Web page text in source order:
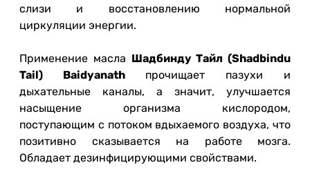
слизи и восстановлению нормальной
циркуляции энергии.
Применение масла Шадбинду Тайл (Shadbindu
Tail) Baidyanath
прочищает пазухи и
дыхательные каналы, а значит, улучшается
насыщение организма кислородом,
поступающим с потоком вдыхаемого воздуха, что
позитивно сказывается на работе мозга.
Обладает дезинфицирующими свойствами.